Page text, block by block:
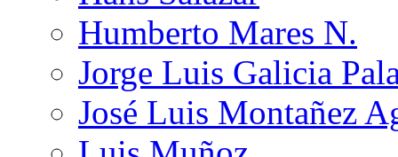
Humberto Mares N.
Jorge Luis Galicia
José Luis Montañez